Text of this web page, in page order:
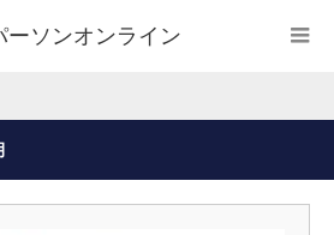
ソンオンライン